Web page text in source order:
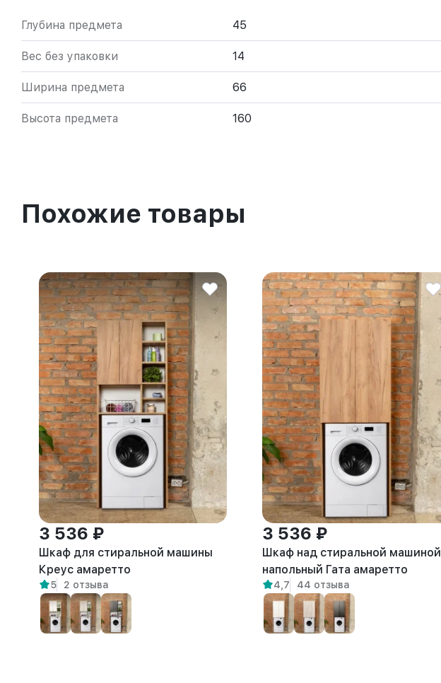
Глубина предмета 45
Вес без упаковки 14
Ширина предмета 66
Высота предмета 160
Похожие товары
3 536 ₽
Шкаф для стиральной машины
Креус амаретто
5 2 отзыва
3 536 ₽
Шкаф над стиральной машиной
напольный Гата амаретто
4,7 44 отзыва